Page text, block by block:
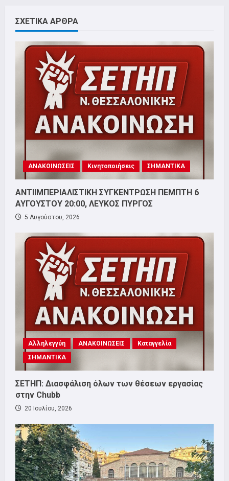
ΣΧΕΤΙΚΑ ΑΡΘΡΑ
ΑΝΑΚΟΙΝΩΣΕΙΣ Κινητοποιήσεις ΣΗΜΑΝΤΙΚΑ
ΑΝΤΙΙΜΠΕΡΙΑΛΙΣΤΙΚΗ ΣΥΓΚΕΝΤΡΩΣΗ ΠΕΜΠΤΗ 6
ΑΥΓΟΥΣΤΟΥ 20:00, ΛΕΥΚΟΣ ΠΥΡΓΟΣ
5 Αυγούστου, 2026
Αλληλεγγύη ΑΝΑΚΟΙΝΩΣΕΙΣ
Καταγγελία
ΣΗΜΑΝΤΙΚΑ
ΣΕΤΗΠ: Διασφάλιση όλων των θέσεων εργασίας
στην Chubb
20 Ιουλίου, 2026